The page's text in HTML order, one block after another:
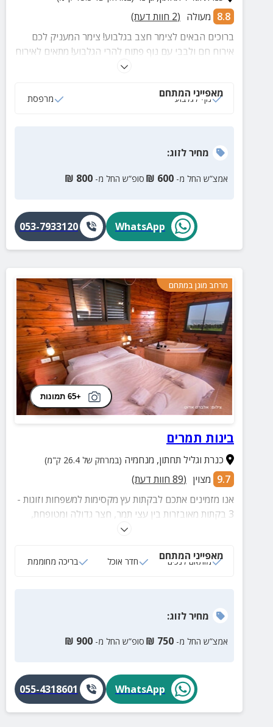
8.8 מעולה (
2 חוות דעת)
ברוכים הבאים לצימר חצב בגלבוע! צימר המעניק לכם
אירוח חם ולבבי עם נוף פתוח להרי הגלבוע! מתאים לאירוח
זוגות ומשפחות עד 5 נפשות וכולל סלון, חדר שינה זוגי,
מאפייני המתחם
נוף לגלבוע מרפסת
מחירלזוג:
אמצ”ש החל מ- 600
₪ סופ”ש החל מ- 800
₪
WhatsApp
053-7933120
מרחב מוגן במתחם
+65 תמונות
בינות תמרים
כנרת וגליל תחתון, מנחמיה (במרחק של 26.4 ק"מ)
9.7 מצוין (
89 חוות דעת)
אנו מזמינים אתכם לבקתות עץ מקסימות למשפחות וזוגות -
3 בקתות מאובזרות בין עצי תמר, חצר גדולה ומטופחת,
בריכה צוננת וחדר אוכל להתכנסויות ואירועים. במתחם
פינוקים!
מאפייני המתחם
מותאם לנכים חדר אוכל בריכה מחוממת
מחירלזוג:
אמצ”ש החל מ- 750
₪ סופ”ש החל מ- 900
₪
WhatsApp
055-4318601